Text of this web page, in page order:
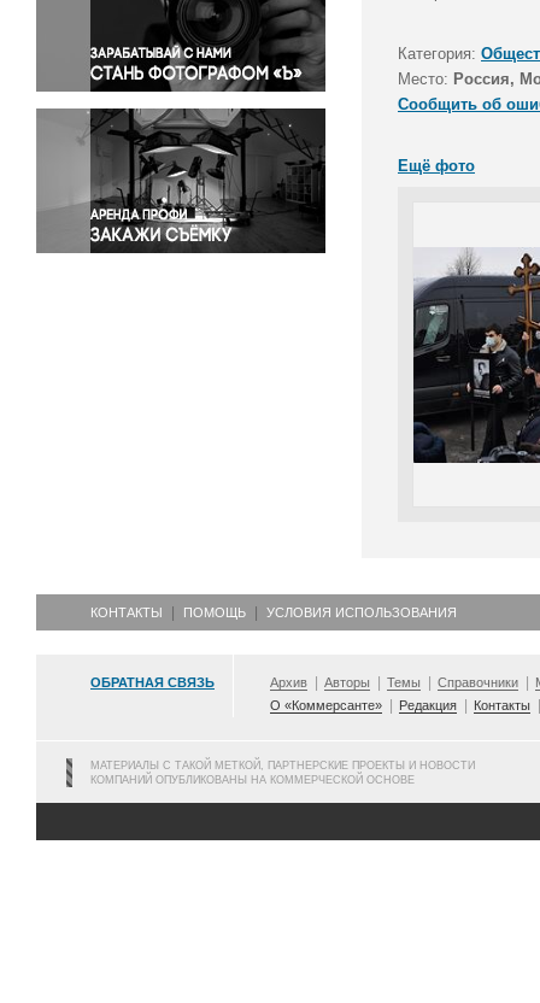
Правосудие
Происшествия и конфликты
Религия
Светская жизнь
Спорт
Экология
Экономика и бизнес
Категория:
Место: Россия,
Сообщить об
Ещё фото
КОНТАКТЫ ПОМОЩЬ УСЛОВИЯ ИСПОЛЬЗОВАНИЯ
ОБРАТНАЯ СВЯЗЬ Архив Авторы Темы Справочники
О «Коммерсанте»
Редакция Контакты
МАТЕРИАЛЫ С ТАКОЙ МЕТКОЙ, ПАРТНЕРСКИЕ ПРОЕКТЫ И НОВОСТИ
КОМПАНИЙ ОПУБЛИКОВАНЫ НА КОММЕРЧЕСКОЙ ОСНОВЕ